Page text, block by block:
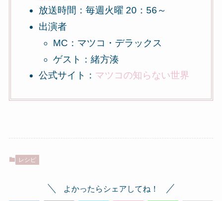
放送時間：毎週火曜 20：56～
出演者
MC：マツコ・デラックス
ゲスト：緒方湊
公式サイト： マツコの知らない世界
レシピ
よかったらシェアしてね！